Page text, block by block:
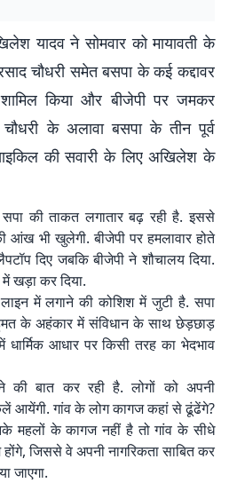
यादव ने सोमवार को मायावती के
चौधरी समेत बसपा के कई कद्दावर
किया और बीजेपी पर जमकर
चौधरी के अलावा बसपा के तीन पूर्व
की सवारी के लिए अखिलेश के
की ताकत लगातार बढ़ रही है. इससे
आंख भी खुलेगी. बीजेपी पर हमलावार होते
दिए जबकि बीजेपी ने शौचालय दिया.
खड़ा कर दिया.
में लगाने की कोशिश में जुटी है. सपा
के अहंकार में संविधान के साथ छेड़छाड़
आधार पर किसी तरह का भेदभाव
की बात कर रही है. लोगों को अपनी
आयेंगी. गांव के लोग कागज कहां से ढूंढेंगे?
महलों के कागज नहीं है तो गांव के सीधे
जिससे वे अपनी नागरिकता साबित कर
जाएगा.